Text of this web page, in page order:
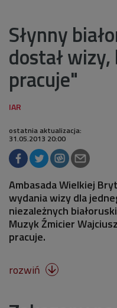
Słynny
dostał
pracuje"
ostatnia aktualizacja:
31.05.2013 20:00
Ambasada Wielkiej
wydania wizy dla
niezależnych
Muzyk Źmicier
pracuje.
rozwiń 